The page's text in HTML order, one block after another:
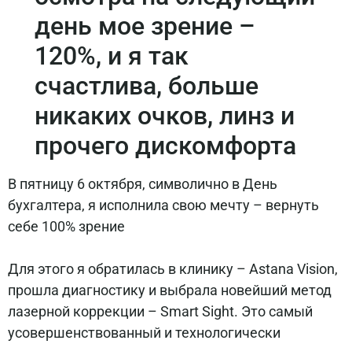
день мое зрение –
120%, и я так
счастлива, больше
никаких очков, линз и
прочего дискомфорта
В пятницу 6 октября, символично в День
бухгалтера, я исполнила свою мечту – вернуть
себе 100% зрение
Для этого я обратилась в клинику – Astana Vision,
прошла диагностику и выбрала новейший метод
лазерной коррекции – Smart Sight. Это самый
усовершенствованный и технологически